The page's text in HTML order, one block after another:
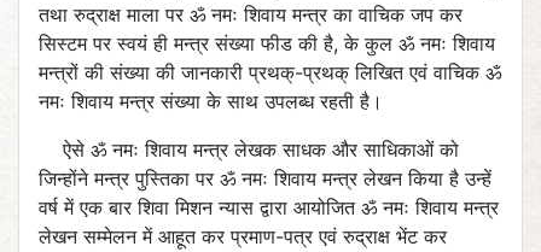
तथा रुद्राक्ष माला पर ॐ नमः शिवाय मन्त्र का वाचिक जप कर
सिस्टम पर स्वयं ही मन्त्र संख्या फीड की है, के कुल ॐ नमः शिवाय
मन्त्रों की संख्या की जानकारी प्रथक्-प्रथक् लिखित एवं वाचिक ॐ
नमः शिवाय मन्त्र संख्या के साथ उपलब्ध रहती है।
ऐसे ॐ नमः शिवाय मन्त्र लेखक साधक और साधिकाओं को
जिन्होंने मन्त्र पुस्तिका पर ॐ नमः शिवाय मन्त्र लेखन किया है उन्हें
वर्ष में एक बार शिवा मिशन न्यास द्वारा आयोजित ॐ नमः शिवाय मन्त्र
लेखन सम्मेलन में आहूत कर प्रमाण-पत्र एवं रुद्राक्ष भेंट कर